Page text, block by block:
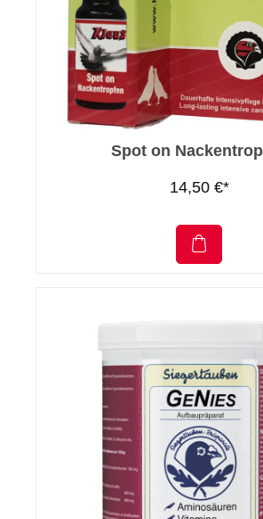
Spot on
14,50 €*